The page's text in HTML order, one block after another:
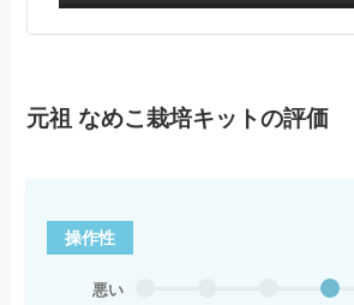
元祖 なめこ栽培キットの評価
操作性
悪い